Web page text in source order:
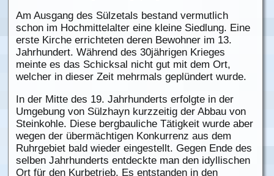
Am Ausgang des Sülzetals bestand vermutlich
schon im Hochmittelalter eine kleine Siedlung. Eine
erste Kirche errichteten deren Bewohner im 13.
Jahrhundert. Während des 30jährigen Krieges
meinte es das Schicksal nicht gut mit dem Ort,
welcher in dieser Zeit mehrmals geplündert wurde.
In der Mitte des 19. Jahrhunderts erfolgte in der
Umgebung von Sülzhayn kurzzeitig der Abbau von
Steinkohle. Diese bergbauliche Tätigkeit wurde aber
wegen der übermächtigen Konkurrenz aus dem
Ruhrgebiet bald wieder eingestellt. Gegen Ende des
selben Jahrhunderts entdeckte man den idyllischen
Ort für den Kurbetrieb. Es entstanden in den